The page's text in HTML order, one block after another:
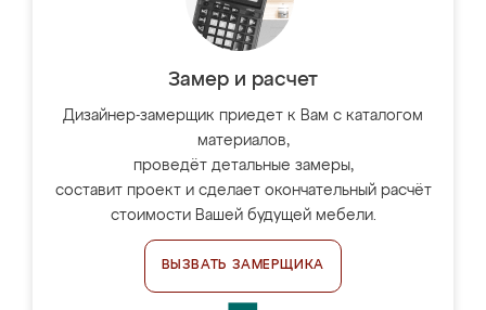
Замер и расчет
Дизайнер-замерщик приедет к Вам с каталогом
материалов,
проведёт детальные замеры,
составит проект и сделает окончательный расчёт
стоимости Вашей будущей мебели.
ВЫЗВАТЬ ЗАМЕРЩИКА